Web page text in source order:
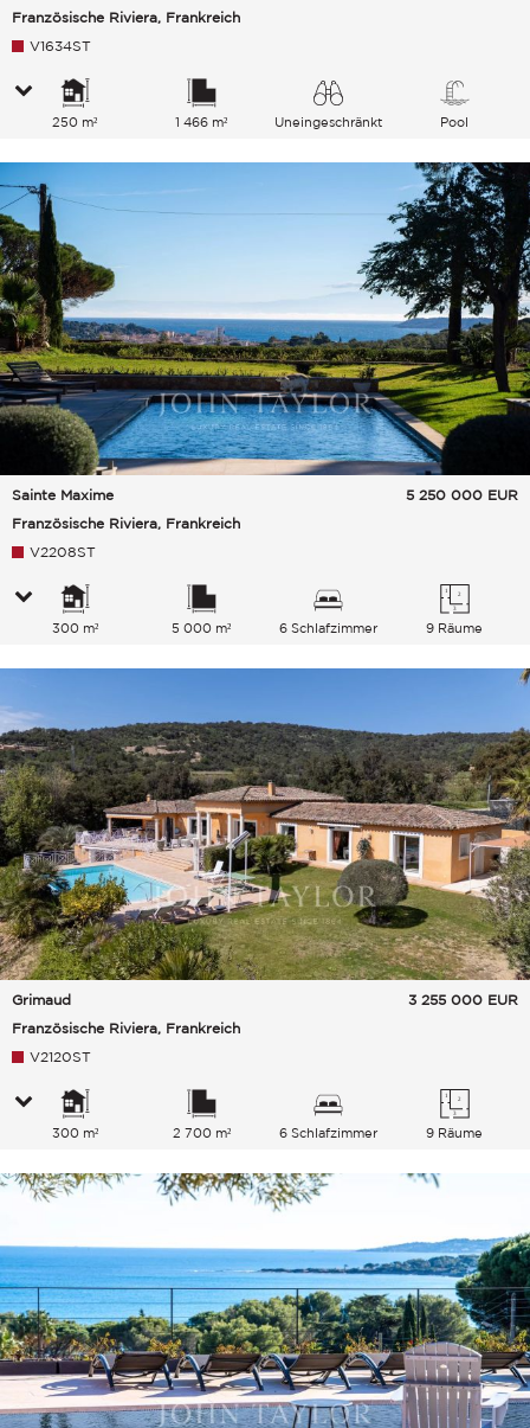
Französische Riviera, Frankreich
V1634ST
250 m² 1 466 m² Uneingeschränkt Pool
Sainte Maxime
Französische Riviera, Frankreich
5 250 000 EUR
V2208ST
300 m² 5 000 m² 6 Schlafzimmer 9 Räume
Grimaud
Französische Riviera, Frankreich
3 255 000 EUR
V2120ST
300 m² 2 700 m² 6 Schlafzimmer 9 Räume